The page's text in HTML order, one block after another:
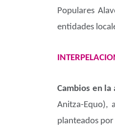
Populares
entidades
Cambios en
Anitza-Equo),
planteados por